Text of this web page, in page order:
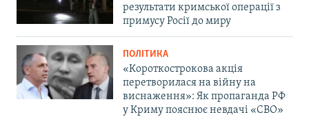
результати кримської операції з
примусу Росії до миру
ПОЛІТИКА
«Короткострокова акція
перетворилася на війну на
виснаження»: Як пропаганда РФ
у Криму пояснює невдачі «СВО»